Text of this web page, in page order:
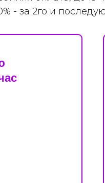
- за 2го и